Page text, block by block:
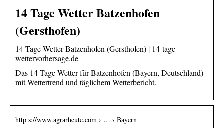
14 Tage Wetter Batzenhofen
(Gersthofen)
14 Tage Wetter Batzenhofen (Gersthofen) | 14-tage-
wettervorhersage.de
Das 14 Tage Wetter für Batzenhofen (Bayern, Deutschland)
mit Wettertrend und täglichem Wetterbericht.
http s://www.agrarheute.com › … › Bayern